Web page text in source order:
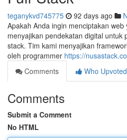
teganykvd745775 92 days ago
Apakah Anda ingin menciptakan
menyajikan pendekatan digital untuk
stack. Tim kami menyajikan
oleh programmer https://
Comments
Who Upvoted
Comments
Submit a Comment
No HTML